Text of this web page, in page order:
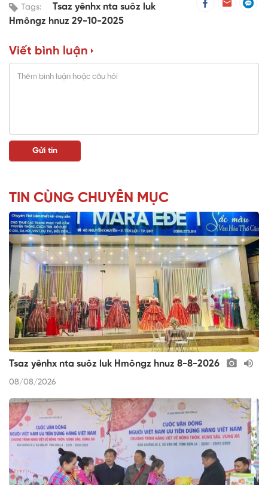
Tags:
Tsaz yênhx nta suôz luk
Hmôngz hnuz 29-10-2025
Viết bình luận
TIN CÙNG CHUYÊN MỤC
Tsaz yênhx nta suôz luk Hmôngz hnuz 8-8-2026
08/08/2026